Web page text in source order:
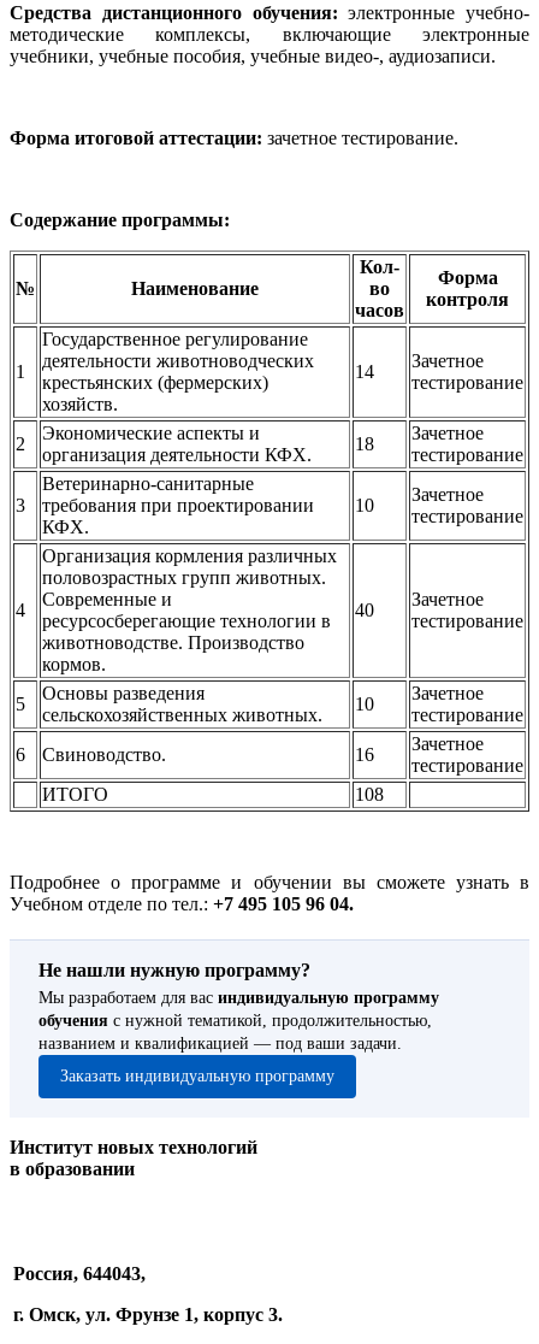
Средства дистанционного обучения: электронные учебно-
методические комплексы, включающие электронные
учебники, учебные пособия, учебные видео-, аудиозаписи.
Форма итоговой аттестации: зачетное тестирование.
Содержание программы:
№ Наименование
Кол-
во
часов
Форма
контроля
1
Государственное регулирование
деятельности животноводческих
крестьянских (фермерских)
хозяйств.
14
Зачетное
тестирование
2
Экономические аспекты и
организация деятельности КФХ.
18
Зачетное
тестирование
3
Ветеринарно-санитарные
требования при проектировании
КФХ.
10
Зачетное
тестирование
4
Организация кормления различных
половозрастных групп животных.
Современные и
ресурсосберегающие технологии в
животноводстве. Производство
кормов.
40
Зачетное
тестирование
5
Основы разведения
сельскохозяйственных животных.
10
Зачетное
тестирование
6
Свиноводство. 16
Зачетное
тестирование
ИТОГО
108
Подробнее о программе и обучении вы сможете узнать в
Учебном отделе по тел.: +7 495 105 96 04.
Не нашли нужную программу?
Мы разработаем для вас индивидуальную программу
обучения с нужной тематикой, продолжительностью,
названием и квалификацией — под ваши задачи.
Заказать индивидуальную программу
Институт новых технологий
в образовании
Россия, 644043,
г. Омск, ул. Фрунзе 1, корпус 3.